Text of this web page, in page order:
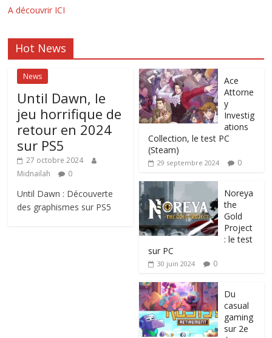
A découvrir ICI
Hot News
News
Until Dawn, le
jeu horrifique de
retour en 2024
sur PS5
27 octobre 2024
Midnailah
0
Until Dawn : Découverte
des graphismes sur PS5
Ace
Attorne
y
Investig
ations
Collection, le test PC
(Steam)
29 septembre 2024 0
Noreya
the
Gold
Project
: le test
sur PC
30 juin 2024 0
Du
casual
gaming
sur 2e